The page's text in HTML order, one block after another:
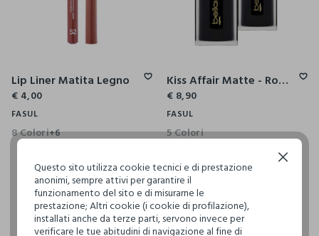
Lip Liner Matita Legno
€ 4,00
FASUL
8 Colori+6
Kiss Affair Matte - Rossetto Extra Matte
€ 8,90
FASUL
5 Colori
Questo sito utilizza cookie tecnici e di prestazione
anonimi, sempre attivi per garantire il
funzionamento del sito e di misurarne le
prestazione; Altri cookie (i cookie di profilazione),
installati anche da terze parti, servono invece per
verificare le tue abitudini di navigazione al fine di
Continua senza accettare